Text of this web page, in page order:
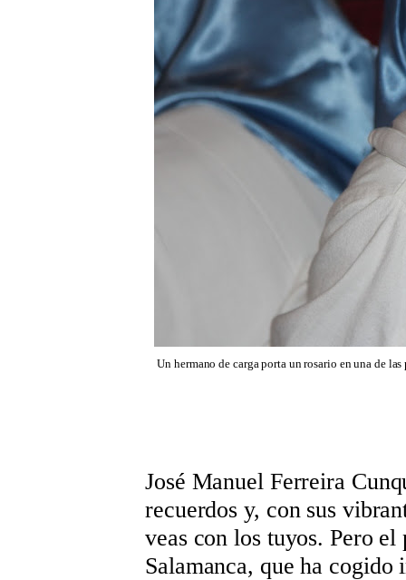
Un hermano de carga porta un rosario en una de
José Manuel Ferreira
recuerdos y, con sus
veas con los tuyos. Pero el
Salamanca, que ha cogido